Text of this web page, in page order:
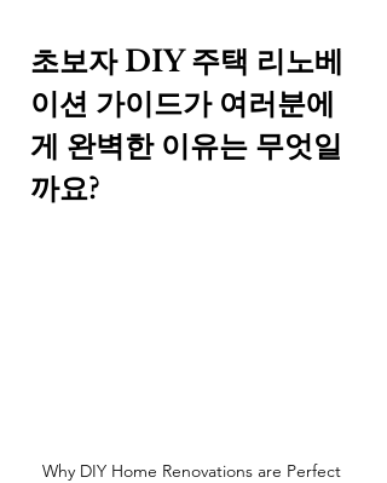
초보자 DIY 주택 리노베
이션 가이드가 여러분에
게 완벽한 이유는 무엇일
까요?
Why DIY Home Renovations are Perfect